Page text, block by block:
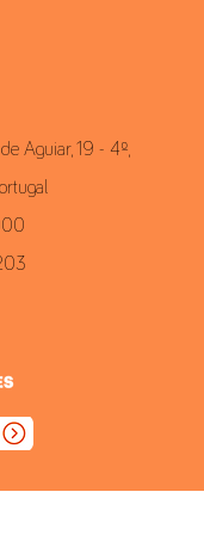
Aguiar, 19 - 4º,